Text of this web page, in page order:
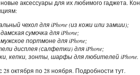
аксессуары для их любимого гаджета.
чехол для iPhone (из кожи или замши);
сумочка для iPhone;
портмоне для iPhone;
дисплея (салфетки) для iPhone;
кепки, зонты, шарфы для любителей iPhone.
октября по 28 ноября. Подробности тут.